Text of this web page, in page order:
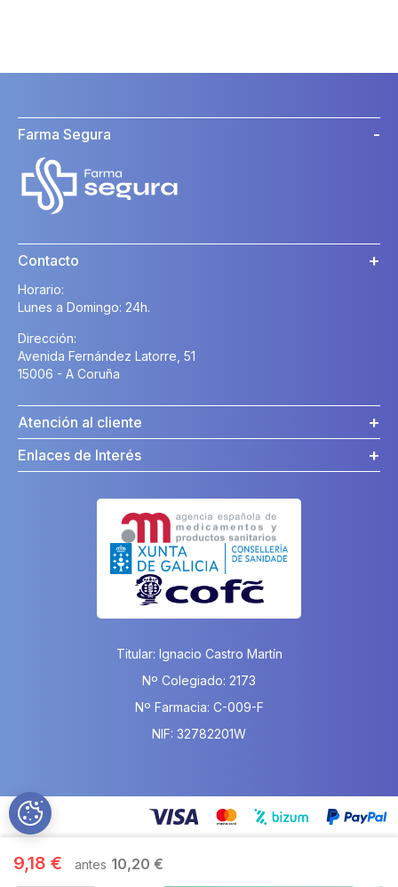
9,18 € 10,20 €
Farma Segura
Contacto
Horario:
Lunes a Domingo: 24h.
Dirección:
Avenida Fernández Latorre, 51
15006 - A Coruña
Atención al cliente
Enlaces de Interés
Titular: Ignacio Castro Martín
Nº Colegiado: 2173
Nº Farmacia: C-009-F
NIF: 32782201W